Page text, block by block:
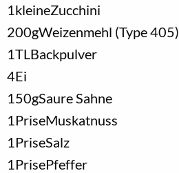
1 kleineZucchini
200gWeizenmehl (Type 405)
1TL Backpulver
4Ei
150gSaure Sahne
1 PriseMuskatnuss
1 PriseSalz
1 PrisePfeffer